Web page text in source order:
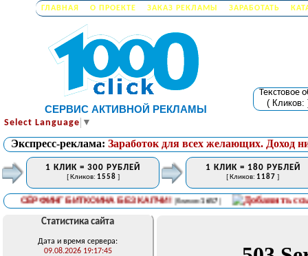
ГЛАВНАЯ О ПРОЕКТЕ ЗАКАЗ РЕКЛАМЫ ЗАРАБОТАТЬ
СЕРВИС АКТИВНОЙ РЕКЛАМЫ
Select Language ▼
Текстовое
( Кликов:
Экспресс-реклама: Заработок для всех желающих. Доход
1 КЛИК = 300 РУБЛЕЙ
[ Кликов: 1558 ]
1 КЛИК = 180 РУБЛЕЙ
[ Кликов: 1187 ]
СЁРФИНГ БИТКОИНА БЕЗ КАПЧИ![ Кликов:1657]
Статистика сайта
Дата и время сервера:
09.08.2026 19:17:45